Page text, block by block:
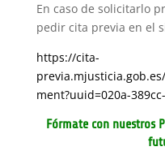
En caso de solicitarlo
pedir cita previa en el
https://cita-
ment?uuid=020a-
Fórmate con nuestros